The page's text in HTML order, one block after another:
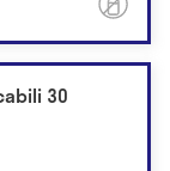
30